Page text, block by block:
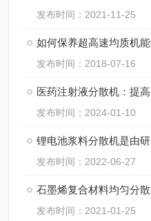
发布时间：2021-11-25
如何保养超高速均质机
发布时间：2018-07-16
医药注射液分散机：提
发布时间：2024-01-10
发布时间：2022-06-27
石墨烯复合材料均匀分
发布时间：2021-01-25